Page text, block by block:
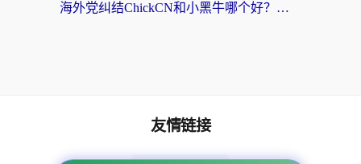
海外党纠结ChickCN和小黑牛哪个好？一篇帮你选对回国加速器的实用指南
友情链接